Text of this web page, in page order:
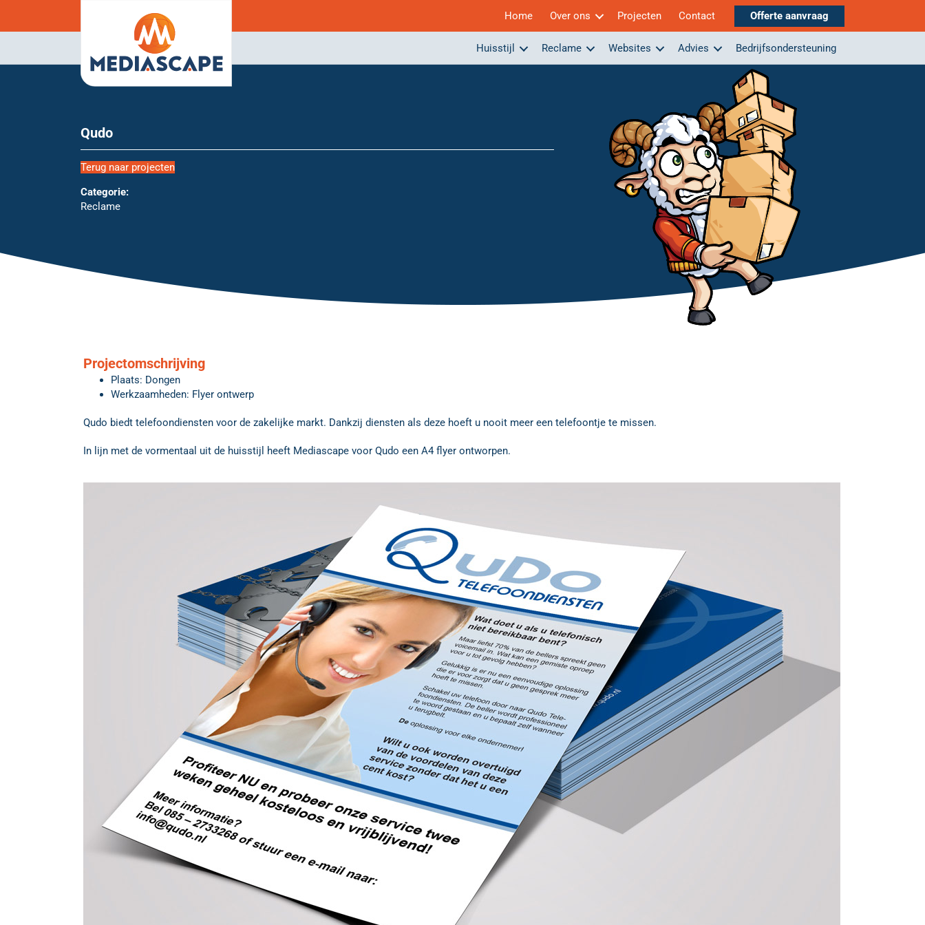
Home Over ons Projecten Contact Offerte aanvraag
Huisstijl Reclame Websites Advies Bedrijfsondersteuning
Qudo
Terug naar projecten
Categorie:
Reclame
Projectomschrijving
Plaats: Dongen
Werkzaamheden: Flyer ontwerp
Qudo biedt telefoondiensten voor de zakelijke markt. Dankzij diensten als deze hoeft u nooit meer een telefoontje te missen.
In lijn met de vormentaal uit de huisstijl heeft Mediascape voor Qudo een A4 flyer ontworpen.